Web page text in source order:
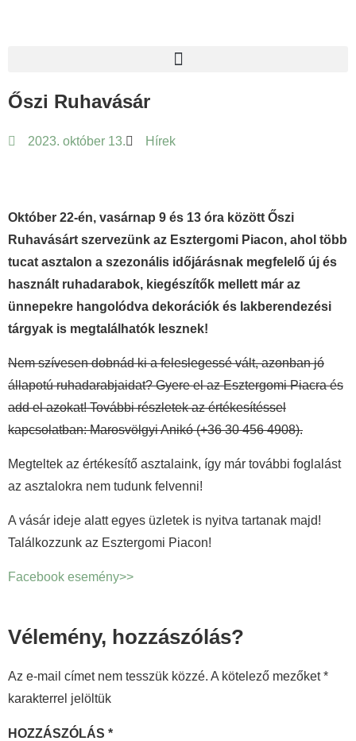
Őszi Ruhavásár
2023. október 13. Hírek
Október 22-én, vasárnap 9 és 13 óra között Őszi
Ruhavásárt szervezünk az Esztergomi Piacon, ahol több
tucat asztalon a szezonális időjárásnak megfelelő új és
használt ruhadarabok, kiegészítők mellett már az
ünnepekre hangolódva dekorációk és lakberendezési
tárgyak is megtalálhatók lesznek!
Nem szívesen dobnád ki a feleslegessé vált, azonban jó
állapotú ruhadarabjaidat? Gyere el az Esztergomi Piacra és
add el azokat! További részletek az értékesítéssel
kapcsolatban: Marosvölgyi Anikó (+36 30 456 4908).
Megteltek az értékesítő asztalaink, így már további foglalást
az asztalokra nem tudunk felvenni!
A vásár ideje alatt egyes üzletek is nyitva tartanak majd!
Találkozzunk az Esztergomi Piacon!
Facebook esemény>>
Vélemény, hozzászólás?
Az e-mail címet nem tesszük közzé. A kötelező mezőket*
karakterrel jelöltük
HOZZÁSZÓLÁS *